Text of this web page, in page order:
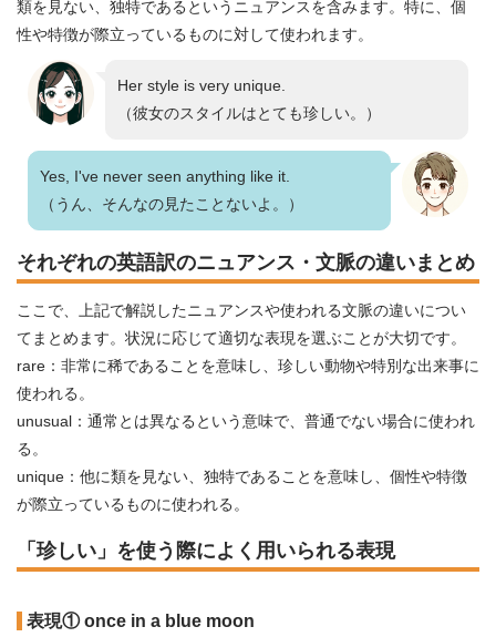
類を見ない、独特であるというニュアンスを含みます。特に、個
性や特徴が際立っているものに対して使われます。
Her style is very unique.
（彼女のスタイルはとても珍しい。）
Yes, I've never seen anything like it.
（うん、そんなの見たことないよ。）
それぞれの英語訳のニュアンス・文脈の違いまとめ
ここで、上記で解説したニュアンスや使われる文脈の違いについ
てまとめます。状況に応じて適切な表現を選ぶことが大切です。
rare：非常に稀であることを意味し、珍しい動物や特別な出来事に
使われる。
unusual：通常とは異なるという意味で、普通でない場合に使われ
る。
unique：他に類を見ない、独特であることを意味し、個性や特徴
が際立っているものに使われる。
「珍しい」を使う際によく用いられる表現
表現① once in a blue moon